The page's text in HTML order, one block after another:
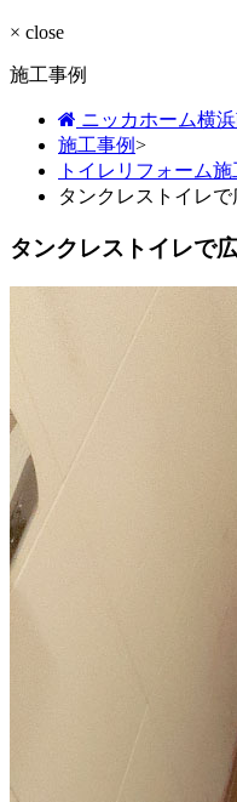
× close
施工事例
ニッカホーム横
施工事例>
トイレリフォーム
タンクレストイレ
タンクレストイレで